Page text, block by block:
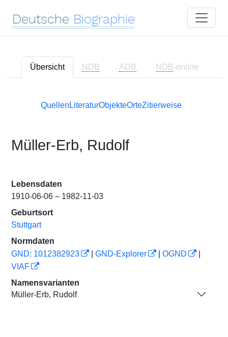
Deutsche Biographie
Übersicht NDB ADB NDB-online
Quellen LiteraturObjekteOrteZitierweise
Müller-Erb, Rudolf
Lebensdaten
1910-06-06 – 1982-11-03
Geburtsort
Stuttgart
Normdaten
GND: 1012382923
GND-Explorer OGND
VIAF
Namensvarianten
Müller-Erb, Rudolf